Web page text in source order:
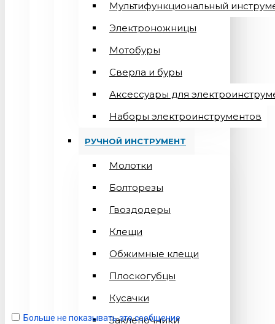
Мультифункциональный
Электроножницы
Мотобуры
Сверла и буры
Аксессуары для
Наборы электроинструментов
РУЧНОЙ ИНСТРУМЕНТ
Молотки
Болторезы
Гвоздодеры
Клещи
Обжимные клещи
Плоскогубцы
Кусачки
Заклепочники
Больше не показывать это сообщение